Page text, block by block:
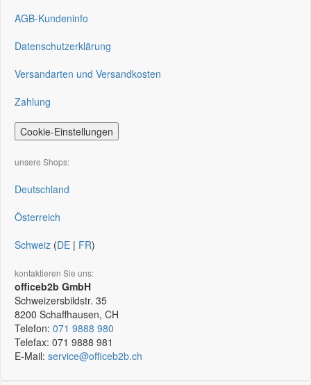
AGB-Kundeninfo
Datenschutzerklärung
Versandarten und Versandkosten
Zahlung
Cookie-Einstellungen
unsere Shops:
Deutschland
Österreich
Schweiz (DE | FR)
kontaktieren Sie uns:
officeb2b GmbH
Schweizersbildstr. 35
8200 Schaffhausen, CH
Telefon: 071 9888 980
Telefax: 071 9888 981
E-Mail: service@officeb2b.ch